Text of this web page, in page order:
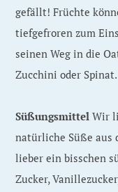
gefällt! Früchte
tiefgefroren zum
seinen Weg in die
Zucchini oder Spinat.
Süßungsmittel Wir
natürliche Süße aus
lieber ein bisschen
Zucker,